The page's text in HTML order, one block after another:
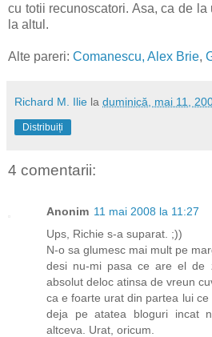
cu totii recunoscatori. Asa, ca de
la altul.
Alte pareri: Comanescu, Alex Brie,
Richard M. Ilie la duminică, mai 11,
Distribuiți
4 comentarii:
Anonim 11 mai 2008 la 11:27
Ups, Richie s-a suparat. ;))
N-o sa glumesc mai mult pe
desi nu-mi pasa ce are el de
absolut deloc atinsa de vreun
ca e foarte urat din partea lui
deja pe atatea bloguri incat
altceva. Urat, oricum.